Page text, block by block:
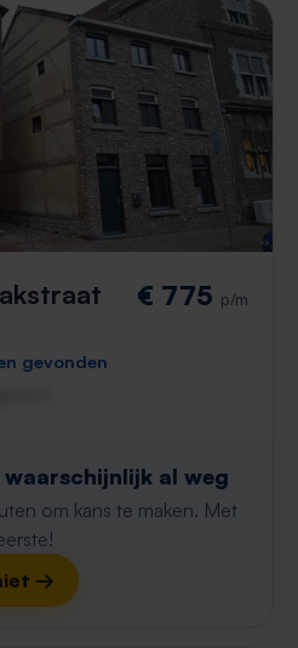
€ 775 p/m
gevonden
waarschijnlijk al weg
om kans te maken. Met
→